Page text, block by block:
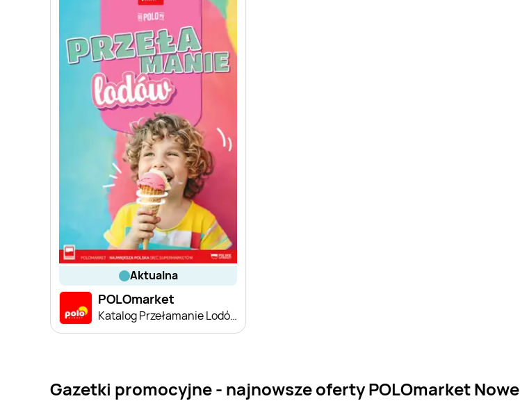
aktualna
POLOmarket
Katalog Przełamanie Lodów
Gazetki promocyjne - najnowsze oferty POLOmarket Nowe